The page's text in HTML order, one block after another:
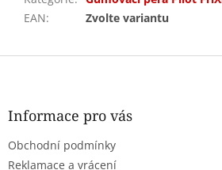
EAN: Zvolte variantu
Z
Informace pro vás
Obchodní podmínky
Reklamace a vrácení